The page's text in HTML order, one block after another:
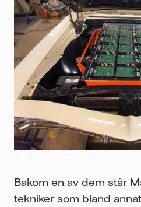
Bakom en av dem står
tekniker som bland